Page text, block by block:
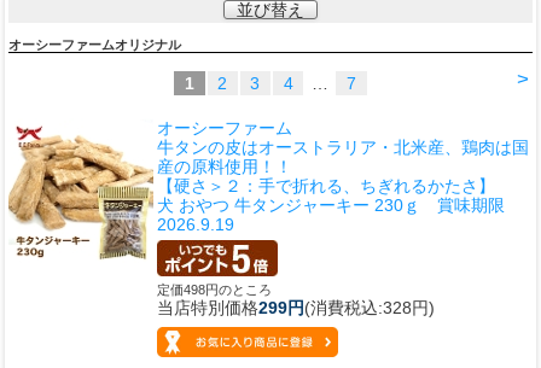
並び替え
オーシーファームオリジナル
>
1 2 3 4 … 7
オーシーファーム
牛タンの皮はオーストラリア・北米産、鶏肉は国
産の原料使用！！
【硬さ＞２：手で折れる、ちぎれるかたさ】
犬 おやつ 牛タンジャーキー 230ｇ 賞味期限
2026.9.19
定価498円のところ
当店特別価格299円(消費税込:328円)